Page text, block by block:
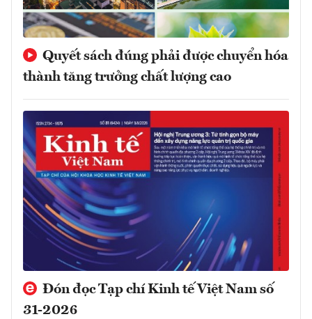
Quyết sách đúng phải được chuyển hóa
thành tăng trưởng chất lượng cao
Đón đọc Tạp chí Kinh tế Việt Nam số
31-2026